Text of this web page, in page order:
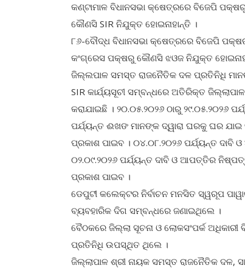
କଣ୍ଟାମାଳ ବିଧାନସଭା କ୍ଷେତ୍ରରେ ବିଜେପି
କୌଣସି SIR ନିଯୁକ୍ତ ହୋଇନାହାନ୍ତି ।
୮୬-ବୌଦ୍ଧ ବିଧାନସଭା କ୍ଷେତ୍ରରେ ବିଜେପି
କଂଗ୍ରେସ ପକ୍ଷରୁ କୌଣସି ଝଓଜ ନିଯୁକ୍ତ
ଜିଲ୍ଲପାଳ ସମସ୍ତ ରାଜନୈତିକ ଦଳ ପ୍ରତିନିଧି
SIR କାର୍ଯ୍ୟସୂଚୀ ସମ୍ବନ୍ଧରେ ଅତିରିକ୍ତ
କରାଯାଇଛି । ୨୦.୦୫.୨୦୨୬ ଠାରୁ ୨୯.୦୫.୨୦୨୬
ପର୍ଯ୍ୟନ୍ତ ଈଖଙ ମାନଙ୍କ ଦ୍ୱାରା ଘରକୁ ଘର ଯାଇ
ପ୍ରକାଶ ପାଇବ । ୦୪.୦୮.୨୦୨୬ ପର୍ଯ୍ୟନ୍ତ ଦାବି
୦୨.୦୯.୨୦୨୬ ପର୍ଯ୍ୟନ୍ତ ଦାବି ଓ ଆପତ୍ତିର
ପ୍ରକାଶ ପାଇବ ।
ଡେପୁଟୀ କଲେକ୍ଟର ନିର୍ବାଚନ ମନସିତ ସ୍ୱରୂପ
ବ୍ୟବହାରିକ ଦିଗ ସମ୍ବନ୍ଧରେ ଜଣାଇଥିଲେ ।
ବୈଠକରେ ଜିଲ୍ଲା ସୂଚନା ଓ ଲୋକସଂପର୍କ
ପ୍ରତିନିଧି ଉପସ୍ଥିତ ଥିଲେ ।
ଜିଲ୍ଲାପାଳ ଶ୍ରୀ ନାୟକ ସମସ୍ତ ରାଜନୈତିକ ଦଳ,